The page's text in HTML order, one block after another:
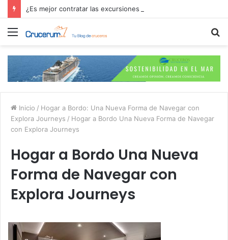
Menú
Inicio / Hogar a Bordo: Una Nueva Forma de Navegar con
Explora Journeys / Hogar a Bordo Una Nueva Forma de Navegar
con Explora Journeys
Hogar a Bordo Una Nueva
Forma de Navegar con
Explora Journeys